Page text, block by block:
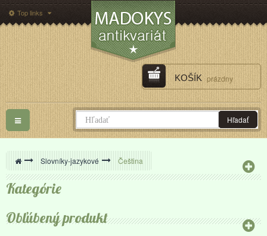
Top links
Hľadať
KOŠÍK prázdny
Toggle
navigation
> Slovníky-jazykové > Čeština
Kategórie
Obľúbený produkt